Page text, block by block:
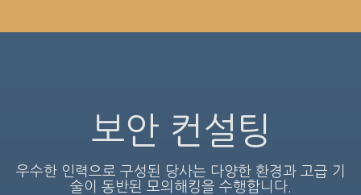
보안 컨설팅
우수한 인력으로 구성된 당사는 다양한 환경과 고급 기
술이 동반된 모의해킹을 수행합니다.